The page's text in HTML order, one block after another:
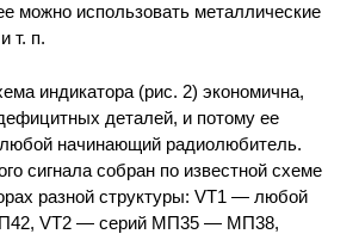
можно использовать металлические
т. п.
индикатора (рис. 2) экономична,
деталей, и потому ее
начинающий радиолюбитель.
сигнала собран по известной схеме
разной структуры: VT1 — любой
VT2 — серий МП35 — МП38,